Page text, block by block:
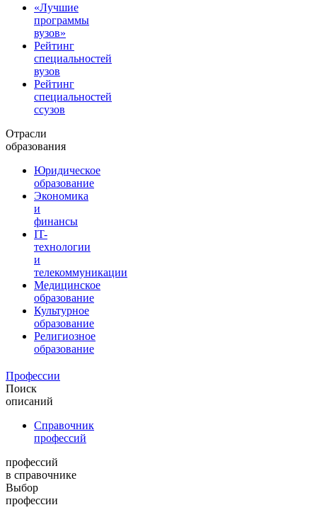
«Лучшие
программы
вузов»
Рейтинг
специальностей
вузов
Рейтинг
специальностей
ссузов
Отрасли
образования
Юридическое
образование
Экономика
и
финансы
IT-
технологии
и
телекоммуникации
Медицинское
образование
Культурное
образование
Религиозное
образование
Профессии
Поиск
описаний
Справочник
профессий
профессий
в справочнике
Выбор
профессии